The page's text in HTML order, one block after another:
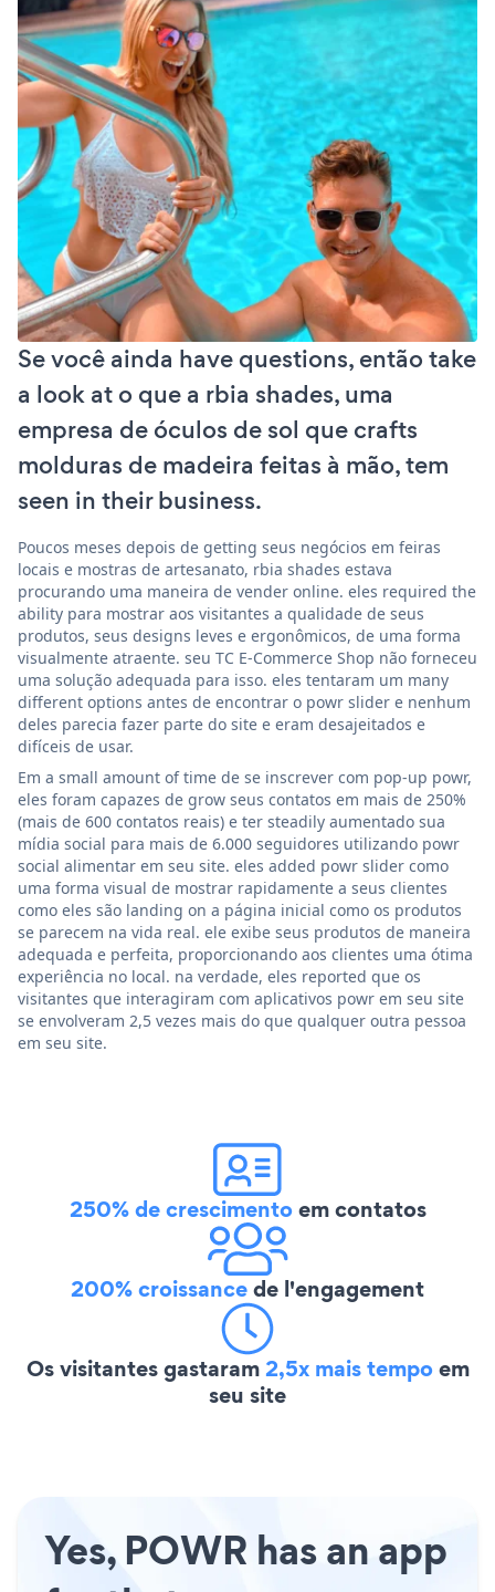
Se você ainda have questions, então take
a look at o que a rbia shades, uma
empresa de óculos de sol que crafts
molduras de madeira feitas à mão, tem
seen in their business.
Poucos meses depois de getting seus negócios em feiras
locais e mostras de artesanato, rbia shades estava
procurando uma maneira de vender online. eles required the
ability para mostrar aos visitantes a qualidade de seus
produtos, seus designs leves e ergonômicos, de uma forma
visualmente atraente. seu TC E-Commerce Shop não forneceu
uma solução adequada para isso. eles tentaram um many
different options antes de encontrar o powr slider e nenhum
deles parecia fazer parte do site e eram desajeitados e
difíceis de usar.
Em a small amount of time de se inscrever com pop-up powr,
eles foram capazes de grow seus contatos em mais de 250%
(mais de 600 contatos reais) e ter steadily aumentado sua
mídia social para mais de 6.000 seguidores utilizando powr
social alimentar em seu site. eles added powr slider como
uma forma visual de mostrar rapidamente a seus clientes
como eles são landing on a página inicial como os produtos
se parecem na vida real. ele exibe seus produtos de maneira
adequada e perfeita, proporcionando aos clientes uma ótima
experiência no local. na verdade, eles reported que os
visitantes que interagiram com aplicativos powr em seu site
se envolveram 2,5 vezes mais do que qualquer outra pessoa
em seu site.
250% de crescimentoem contatos
200% croissancede l'engagement
Os visitantes gastaram2,5x mais tempoem
seu site
Yes, POWR has an app